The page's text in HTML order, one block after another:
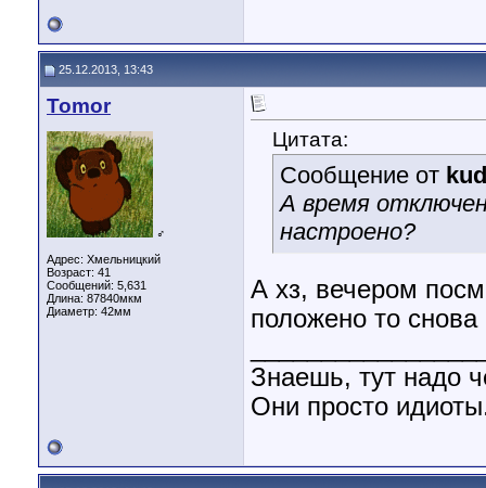
25.12.2013, 13:43
Tomor
♂
Адрес: Хмельницкий
Возраст: 41
Сообщений: 5,631
Длина: 87840мкм
Диаметр: 42мм
Цитата:
Сообщение от
А время
настроено?
А хз, вечером
положено то
Знаешь, тут надо
Они просто